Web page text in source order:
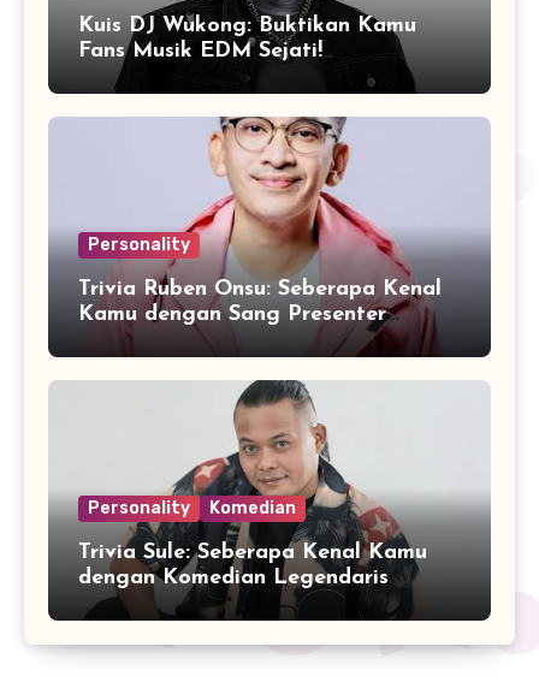
Kuis DJ Wukong: Buktikan Kamu
Fans Musik EDM Sejati!
Personality
Trivia Ruben Onsu: Seberapa Kenal
Kamu dengan Sang Presenter
Serbabisa?
Personality Komedian
Trivia Sule: Seberapa Kenal Kamu
dengan Komedian Legendaris
Indonesia?